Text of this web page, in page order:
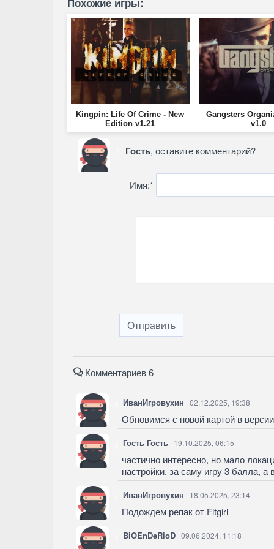
Kingpin: Life Of Crime - New
Edition v1.21
Gangsters
v1.0
Гость, оставите комментарий?
Имя:*
Отправить
Комментариев 6
ИванИгровухин 02.12.2025, 19:38
Обновимся с новой картой в
Гость Гость 19.10.2025, 06:15
частично интересно, но мало
настройки. за саму игру 3 балла,
ИванИгровухин 18.05.2025, 23:14
Подождем репак от Fitgirl
BiOEnDeRioD 09.06.2024, 11:18